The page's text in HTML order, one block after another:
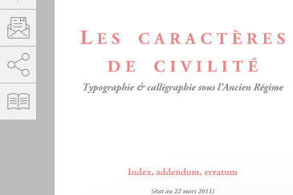
AddThis está deshabilitado. Permitir